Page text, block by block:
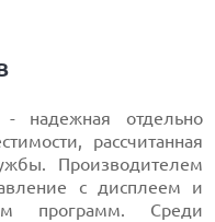
надежная отдельно
рассчитанная
Производителем
с дисплеем и
программ. Среди